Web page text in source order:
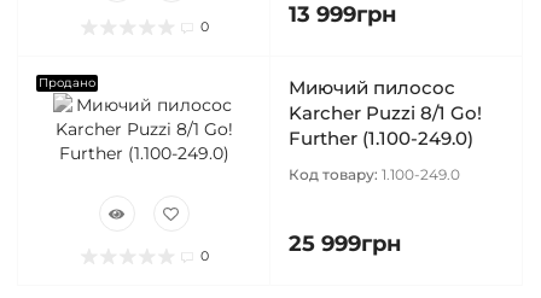
0 13 999грн
Продано
0
Миючий пилосос
Karcher Puzzi 8/1 Go!
Further (1.100-249.0)
Код товару: 1.100-249.0
25 999грн